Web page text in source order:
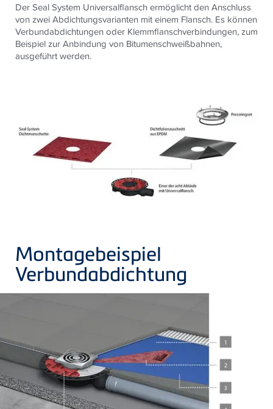
Der Seal System Universalflansch ermöglicht den Anschluss
von zwei Abdichtungsvarianten mit einem Flansch. Es können
Verbundabdichtungen oder Klemmflanschverbindungen, zum
Beispiel zur Anbindung von Bitumenschweißbahnen,
ausgeführt werden.
Montagebeispiel
Verbundabdichtung